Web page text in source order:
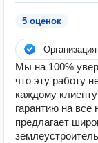
5 оценок
Мы на 100%
что эту работу
каждому
гарантию на
предлагает